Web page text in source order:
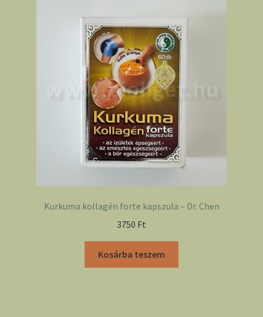
Kurkuma kollagén forte kapszula – Dr. Chen
3750 Ft
Kosárba teszem